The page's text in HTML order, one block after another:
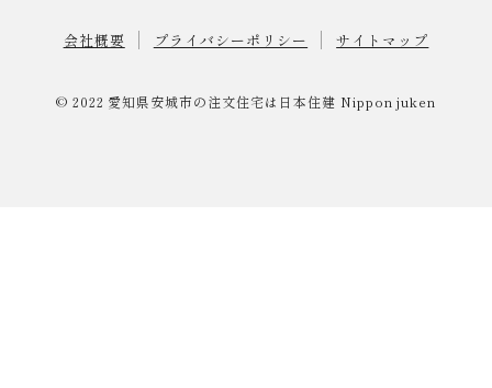
会社概要 プライバシーポリシー サイトマップ
© 2022 愛知県安城市の注文住宅は日本住建 Nippon juken